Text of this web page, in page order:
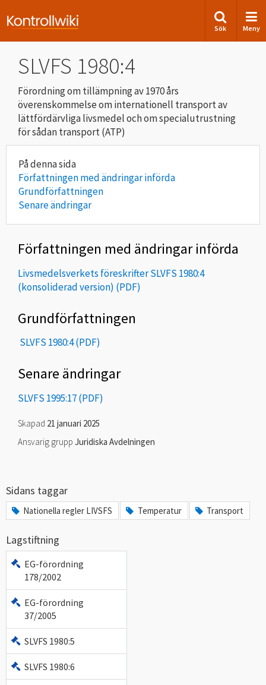
Sök Meny
SLVFS 1980:4
Förordning om tillämpning av 1970 års
överenskommelse om internationell transport av
lättfördärvliga livsmedel och om specialutrustning
för sådan transport (ATP)
Författningen med ändringar införda
Grundförfattningen
Senare ändringar
Författningen med ändringar införda
Livsmedelsverkets föreskrifter SLVFS 1980:4
(konsoliderad version)
Grundförfattningen
SLVFS 1980:4
Senare ändringar
SLVFS 1995:17
Skapad 21 januari 2025
Ansvarig grupp Juridiska Avdelningen
Sidans taggar
Nationella regler LIVSFS Temperatur Transport
Lagstiftning
EG-förordning
178/2002
EG-förordning
37/2005
SLVFS 1980:5
SLVFS 1980:6